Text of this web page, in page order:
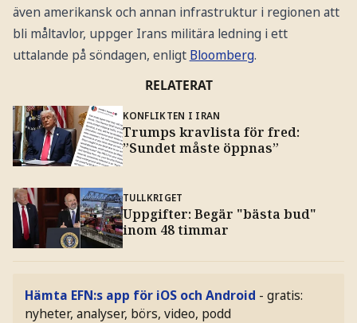
även amerikansk och annan infrastruktur i regionen att
bli måltavlor, uppger Irans militära ledning i ett
uttalande på söndagen, enligt Bloomberg.
RELATERAT
KONFLIKTEN I IRAN
Trumps kravlista för fred:
”Sundet måste öppnas”
TULLKRIGET
Uppgifter: Begär "bästa bud"
inom 48 timmar
Hämta EFN:s app för iOS och Android - gratis:
nyheter, analyser, börs, video, podd